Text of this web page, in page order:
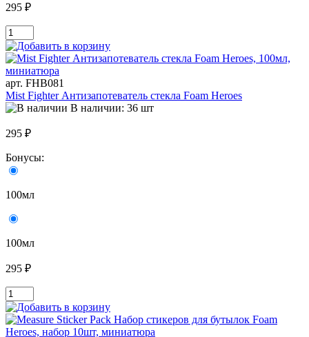
295 ₽
арт. FHB081
Mist Fighter Антизапотеватель стекла Foam Heroes
В наличии: 36 шт
295 ₽
Бонусы:
100мл
100мл
295 ₽